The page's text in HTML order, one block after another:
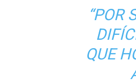
“POR
QUE